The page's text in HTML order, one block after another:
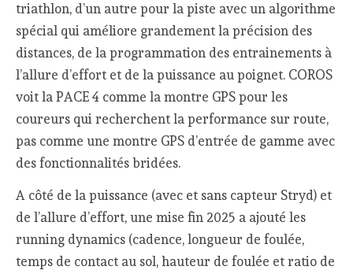
triathlon, d’un autre pour la piste avec un algorithme
spécial qui améliore grandement la précision des
distances, de la programmation des entrainements à
l’allure d’effort et de la puissance au poignet. COROS
voit la PACE 4 comme la montre GPS pour les
coureurs qui recherchent la performance sur route,
pas comme une montre GPS d’entrée de gamme avec
des fonctionnalités bridées.
A côté de la puissance (avec et sans capteur Stryd) et
de l’allure d’effort, une mise fin 2025 a ajouté les
running dynamics (cadence, longueur de foulée,
temps de contact au sol, hauteur de foulée et ratio de